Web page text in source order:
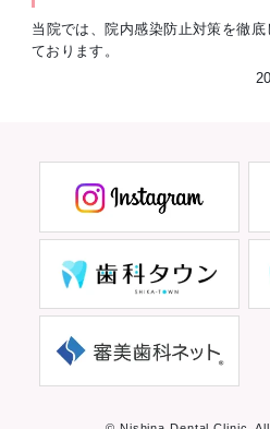
当院では、院内感染防止対策を徹
ております。